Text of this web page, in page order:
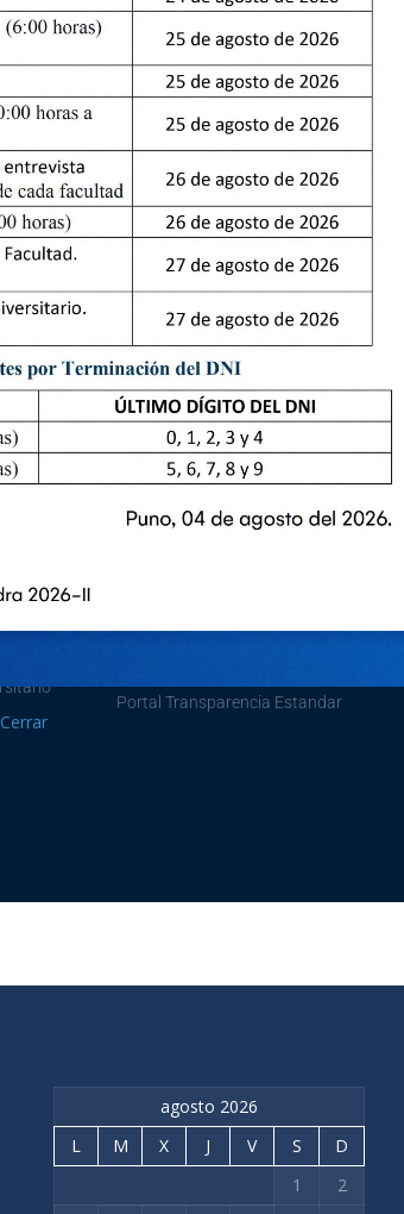
Portal Transparencia Estandar
agosto 2026
L
M X J V S
D
1
2
Cerrar